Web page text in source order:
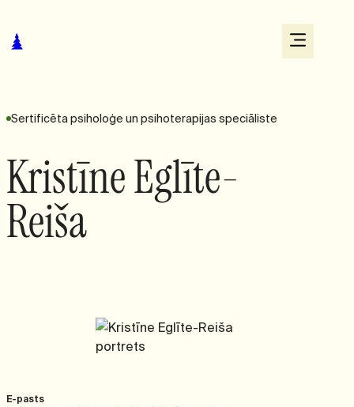
Sertificēta psiholoģe un psihoterapijas speciāliste
Kristīne Eglīte-
Reiša
E-pasts